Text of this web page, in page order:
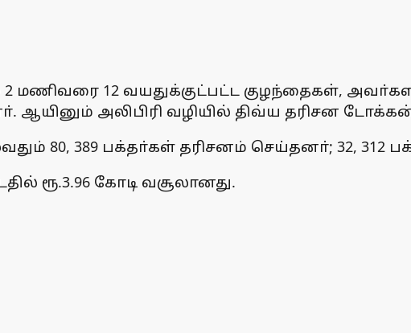
2 மணிவரை 12 வயதுக்குட்பட்ட குழந்தைகள்,
ஆயினும் அலிபிரி வழியில் திவ்ய தரிசன
80, 389 பக்தா்கள் தரிசனம் செய்தனா்; 32, 312
ரூ.3.96 கோடி வசூலானது.